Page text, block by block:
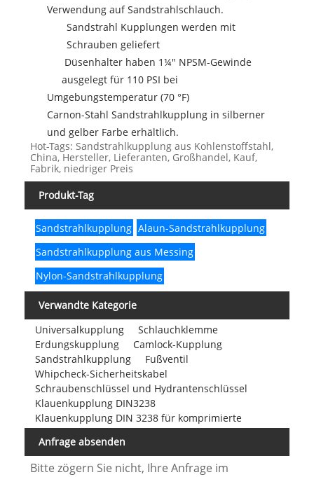
Verwendung auf Sandstrahlschlauch.
Sandstrahl Kupplungen werden mit
Schrauben geliefert
Düsenhalter haben 1¼" NPSM-Gewinde
ausgelegt für 110 PSI bei
Umgebungstemperatur (70 °F)
Carnon-Stahl Sandstrahlkupplung in silberner
und gelber Farbe erhältlich.
Hot-Tags: Sandstrahlkupplung aus Kohlenstoffstahl,
China, Hersteller, Lieferanten, Großhandel, Kauf,
Fabrik, niedriger Preis
Produkt-Tag
Sandstrahlkupplung Alaun-Sandstrahlkupplung
Sandstrahlkupplung aus Messing
Nylon-Sandstrahlkupplung
Verwandte Kategorie
Universalkupplung
Schlauchklemme
Erdungskupplung
Camlock-Kupplung
Sandstrahlkupplung
Fußventil
Whipcheck-Sicherheitskabel
Schraubenschlüssel und Hydrantenschlüssel
Klauenkupplung DIN3238
Klauenkupplung DIN 3238 für komprimierte
Anfrage absenden
Bitte zögern Sie nicht, Ihre Anfrage im